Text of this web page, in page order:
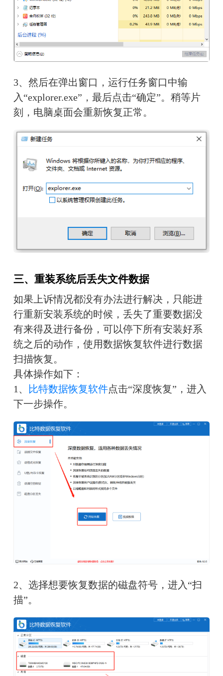
3、然后在弹出窗口，运行任务窗口中输
入“explorer.exe”，最后点击“确定”。稍等片
刻，电脑桌面会重新恢复正常。
三、重装系统后丢失文件数据
如果上诉情况都没有办法进行解决，只能进
行重新安装系统的时候，丢失了重要数据没
有来得及进行备份，可以停下所有安装好系
统之后的动作，使用数据恢复软件进行数据
扫描恢复。
具体操作如下：
1、
比特数据恢复软件点击“深度恢复”，进入
下一步操作。
2、选择想要恢复数据的磁盘符号，进入“扫
描”。